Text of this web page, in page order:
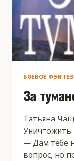
БОЕВОЕ
За
Татьяна
Уничтожить
— Дам тебе
вопрос, но